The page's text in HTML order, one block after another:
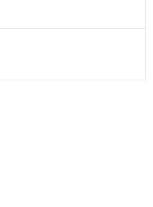
內互打優惠之消費者，
在不同地區使用不同費
求，任何時候都可接聽